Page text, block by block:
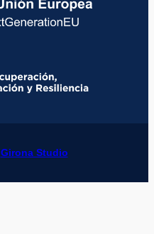
Girona Studio